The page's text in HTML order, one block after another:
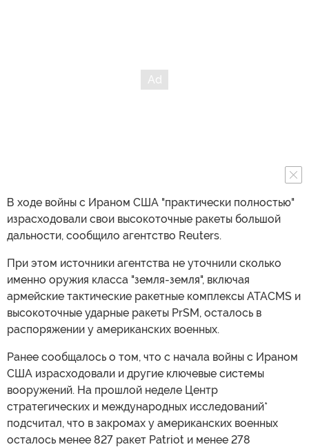
В ходе войны с Ираном США "практически полностью"
израсходовали свои высокоточные ракеты большой
дальности, сообщило агентство Reuters.
При этом источники агентства не уточнили сколько
именно оружия класса "земля-земля", включая
армейские тактические ракетные комплексы ATACMS и
высокоточные ударные ракеты PrSM, осталось в
распоряжении у американских военных.
Ранее сообщалось о том, что с начала войны с Ираном
США израсходовали и другие ключевые системы
вооружений. На прошлой неделе Центр
стратегических и международных исследований*
подсчитал, что в закромах у американских военных
осталось менее 827 ракет Patriot и менее 278